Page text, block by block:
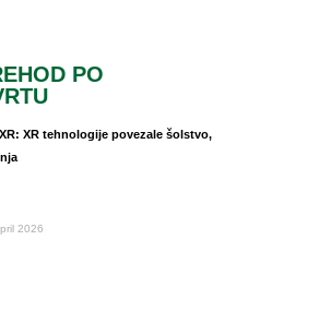
PO
XR tehnologije povezale šolstvo,
2026